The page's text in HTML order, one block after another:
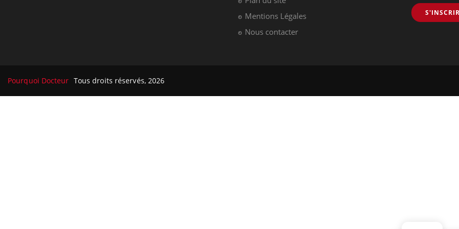
Mentions Légales
Nous contacter
Pourquoi Docteur Tous droits réservés, 2026